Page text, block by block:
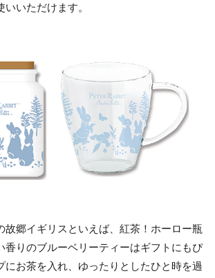
いただけます。
故郷イギリスといえば、紅茶！ホーロー瓶
香りのブルーベリーティーはギフトにもぴ
にお茶を入れ、ゆったりとしたひと時を過